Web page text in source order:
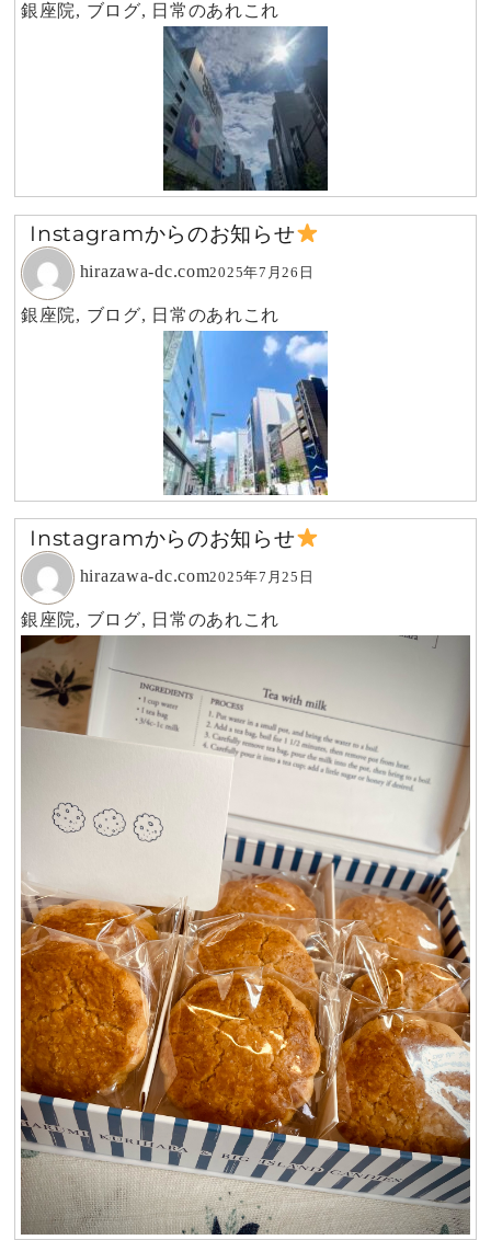
銀座院, ブログ, 日常のあれこれ
Instagramからのお知らせ
hirazawa-dc.com2025年7月26日
銀座院, ブログ, 日常のあれこれ
Instagramからのお知らせ
hirazawa-dc.com2025年7月25日
銀座院, ブログ, 日常のあれこれ